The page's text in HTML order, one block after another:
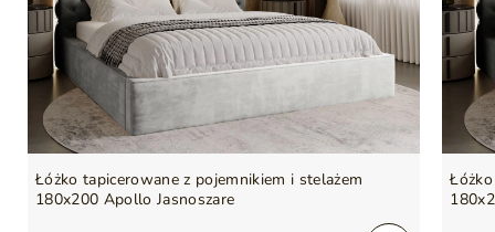
Łóżko tapicerowane z pojemnikiem i stelażem
180x200 Apollo Jasnoszare